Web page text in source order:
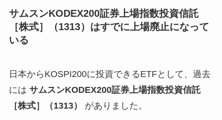
サムスンKODEX200証券上場指数投資信託
［株式］（1313） はすでに上場廃止になって
いる
日本からKOSPI200に投資できるETFとして、過去
には サムスンKODEX200証券上場指数投資信託
［株式］（1313）
がありました。